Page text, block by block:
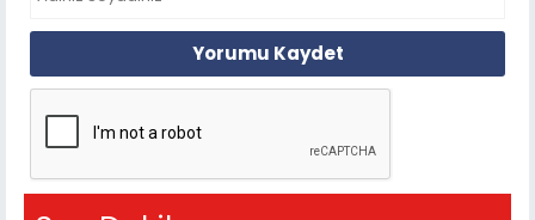
Yorumu Kaydet